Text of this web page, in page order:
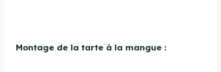
Montage de la tarte à la mangue :